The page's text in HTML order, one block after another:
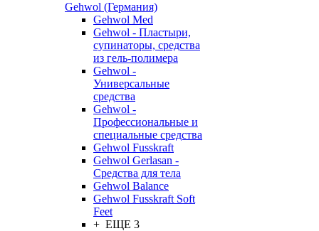
Gehwol (Германия)
Gehwol Med
Gehwol - Пластыри,
супинаторы, средства
из гель-полимера
Gehwol -
Универсальные
средства
Gehwol -
Профессиональные и
специальные средства
Gehwol Fusskraft
Gehwol Gerlasan -
Средства для тела
Gehwol Balance
Gehwol Fusskraft Soft
Feet
+ ЕЩЕ 3